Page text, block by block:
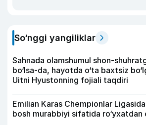
So‘nggi yangiliklar
Sahnada olamshumul shon-
bo‘lsa-da, hayotda o‘ta baxtsiz
Uitni Hyustonning fojiali taqdiri
Emilian Karas Chempionlar
bosh murabbiyi sifatida ro‘yxatdan